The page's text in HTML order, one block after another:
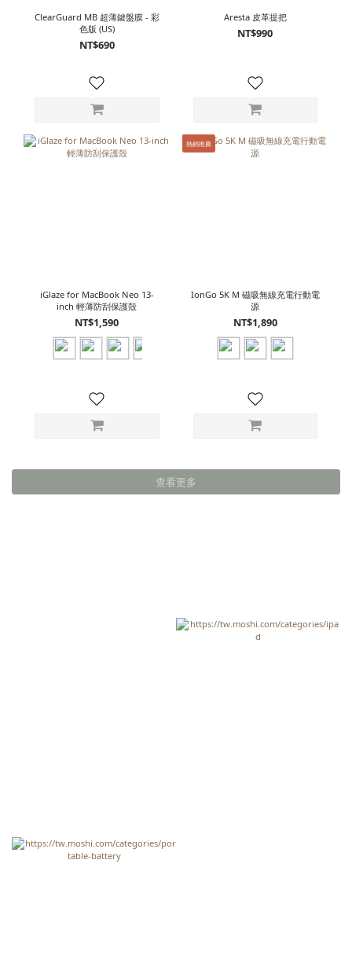
ClearGuard MB 超薄鍵盤膜 - 彩
色版 (US)
NT$690
Aresta 皮革提把
NT$990
iGlaze for MacBook Neo 13-
inch 輕薄防刮保護殼
NT$1,590
熱銷推薦
IonGo 5K M 磁吸無線充電行動電
源
NT$1,890
查看更多